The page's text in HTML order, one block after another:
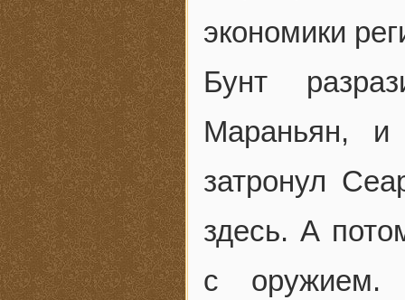
экономики
Бунт
Мараньян,
затронул
здесь. А
с оружием.